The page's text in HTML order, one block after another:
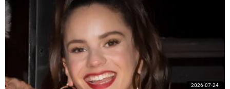
2026-07-24